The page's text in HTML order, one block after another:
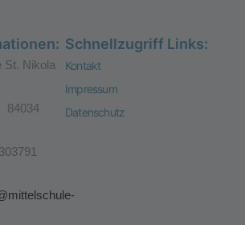
St. Nikola
84034
Schnellzugriff Links:
Kontakt
Impressum
Datenschutz